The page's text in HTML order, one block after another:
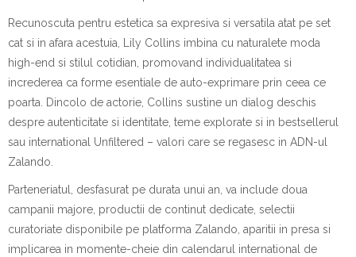
Recunoscuta pentru estetica sa expresiva si versatila atat pe set
cat si in afara acestuia, Lily Collins imbina cu naturalete moda
high-end si stilul cotidian, promovand individualitatea si
increderea ca forme esentiale de auto-exprimare prin ceea ce
poarta. Dincolo de actorie, Collins sustine un dialog deschis
despre autenticitate si identitate, teme explorate si in bestsellerul
sau international Unfiltered – valori care se regasesc in ADN-ul
Zalando.
Parteneriatul, desfasurat pe durata unui an, va include doua
campanii majore, productii de continut dedicate, selectii
curatoriate disponibile pe platforma Zalando, aparitii in presa si
implicarea in momente-cheie din calendarul international de